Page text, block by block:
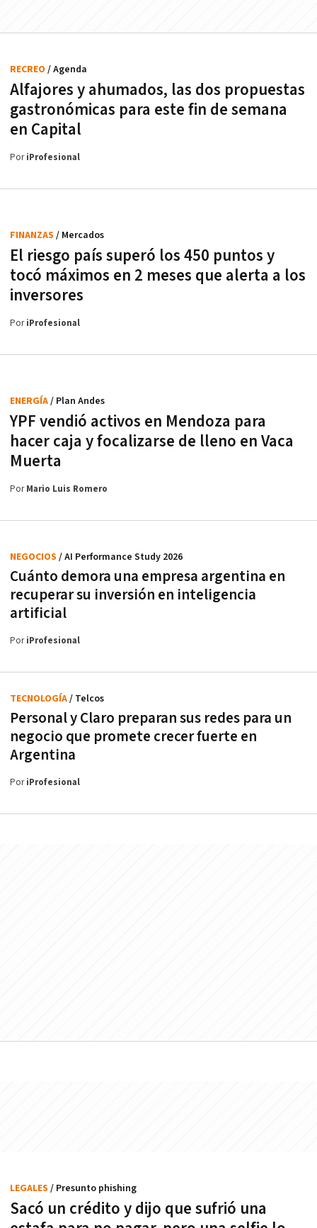
Alfajores y ahumados, las dos propuestas
gastronómicas para este fin de semana
en Capital
RECREO / Agenda
PoriProfesional
El riesgo país superó los 450 puntos y
tocó máximos en 2 meses que alerta a los
inversores
FINANZAS / Mercados
PoriProfesional
YPF vendió activos en Mendoza para
hacer caja y focalizarse de lleno en Vaca
Muerta
ENERGÍA/ Plan Andes
PorMario Luis Romero
Cuánto demora una empresa argentina en
recuperar su inversión en inteligencia
artificial
NEGOCIOS / AI Performance Study 2026
PoriProfesional
Personal y Claro preparan sus redes para un
negocio que promete crecer fuerte en
Argentina
TECNOLOGÍA/ Telcos
PoriProfesional
Sacó un crédito y dijo que sufrió una
LEGALES / Presunto phishing